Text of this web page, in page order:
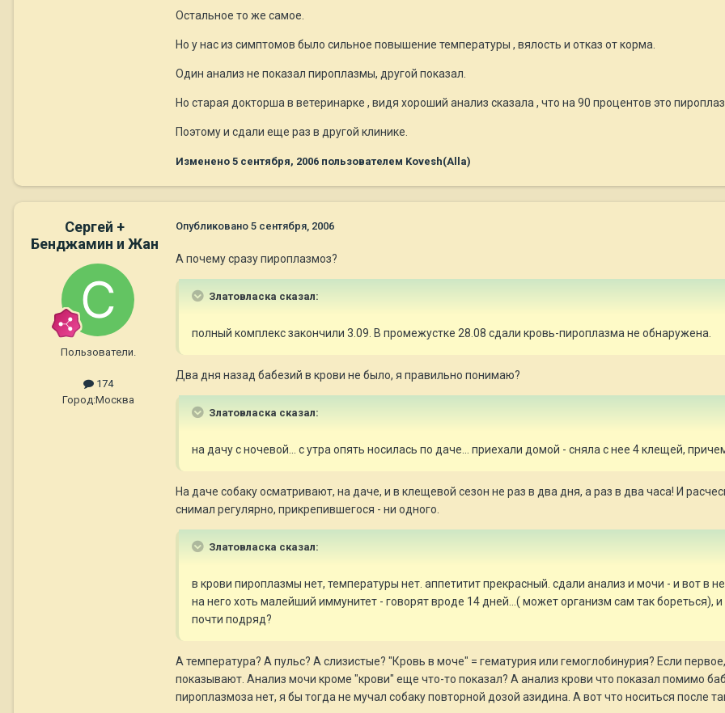
Остальное то же самое.
Но у нас из симптомов было сильное повышение температуры , вялость и отказ от корма.
Один анализ не показал пироплазмы, другой показал.
Но старая докторша в ветеринарке , видя хороший анализ сказала , что на 90 процентов это
Поэтому и сдали еще раз в другой клинике.
Изменено 5 сентября, 2006 пользователем Kovesh(Alla)
Сергей +
Бенджамин и Жан
Пользователи.
174
Город:Москва
Опубликовано 5 сентября, 2006
А почему сразу пироплазмоз?
Златовласка сказал:
полный комплекс закончили 3.09. В промежустке 28.08 сдали кровь-пироплазма не обнаружена.
Два дня назад бабезий в крови не было, я правильно понимаю?
Златовласка сказал:
на дачу с ночевой... с утра опять носилась по даче... приехали домой - сняла с нее 4 клещей,
На даче собаку осматривают, на даче, и в клещевой сезон не раз в два дня, а раз в два часа! И
снимал регулярно, прикрепившегося - ни одного.
Златовласка сказал:
в крови пироплазмы нет, температуры нет. аппетитит прекрасный. сдали анализ и мочи - и вот в
на него хоть малейший иммунитет - говорят вроде 14 дней...( может организм сам так бореться),
почти подряд?
А температура? А пульс? А слизистые? "Кровь в моче" = гематурия или гемоглобинурия? Если
показывают. Анализ мочи кроме "крови" еще что-то показал? А анализ крови что показал помимо
пироплазмоза нет, я бы тогда не мучал собаку повторной дозой азидина. А вот что носиться после